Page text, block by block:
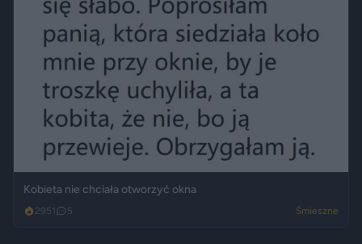
Kobieta nie chciała otworzyć okna
2951 5 Śmieszne